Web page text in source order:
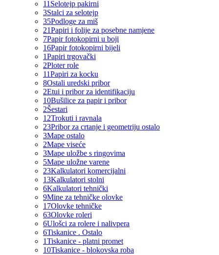
11 Selotejp pakirni
3Stalci za selotejp
35Podloge za miš
21Papiri i folije za posebne namjene
7Papir fotokopirni u boji
16Papir fotokopirni bijeli
1Papiri trgovački
2Ploter role
11Papiri za kocku
8Ostali uredski pribor
2Etui i pribor za identifikaciju
10Bušilice za papir i pribor
2Šestari
12Trokuti i ravnala
23Pribor za crtanje i geometriju ostalo
3Mape ostalo
2Mape viseće
3Mape uložbe s ringovima
5Mape uložne varene
23Kalkulatori komercijalni
13Kalkulatori stolni
6Kalkulatori tehnički
9Mine za tehničke olovke
17Olovke tehničke
63Olovke roleri
6Ulošci za rolere i nalivpera
6Tiskanice . Ostalo
1Tiskanice - platni promet
10Tiskanice - blokovska roba